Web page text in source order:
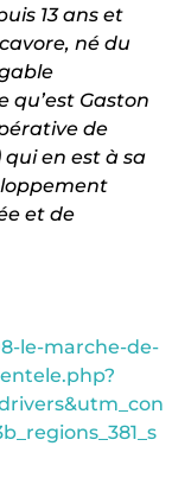
13 ans et
né du
Gaston
de
en est à sa
et de
le-marche-de-